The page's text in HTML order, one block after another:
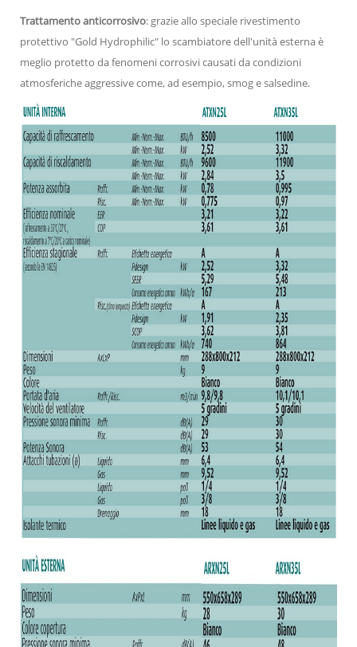
Trattamento anticorrosivo: grazie allo speciale rivestimento
protettivo "Gold Hydrophilic" lo scambiatore dell'unità esterna è
meglio protetto da fenomeni corrosivi causati da condizioni
atmosferiche aggressive come, ad esempio, smog e salsedine.